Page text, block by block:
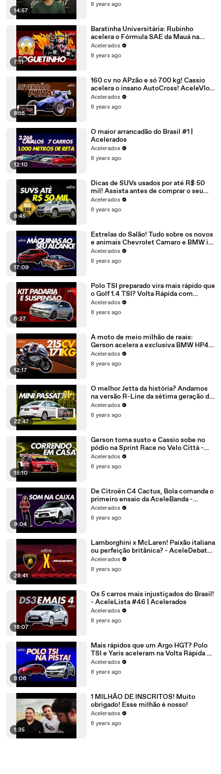
14:57
8 years ago
7:11
Baratinha Universitária: Rubinho
acelera o Fórmula SAE da Mauá na
Volta Rápida #157 | Acelerados
Acelerados
8 years ago
8:16
160 cv no APzão e só 700 kg! Cassio
acelera o insano AutoCross! AceleVlog
#59
Acelerados
8 years ago
12:10
O maior arrancadão do Brasil #1 |
Acelerados
Acelerados
8 years ago
8:45
Dicas de SUVs usados por até R$ 50
mil! Assista antes de comprar o seu
próximo carro - AceleGuia #8
Acelerados
8 years ago
17:09
Estrelas do Salão! Tudo sobre os novos
e animais Chevrolet Camaro e BMW i8
Roadster - AceleNews #115
Acelerados
8 years ago
6:27
Polo TSI preparado vira mais rápido que
o Golf 1.4 TSI? Volta Rápida com
Rubinho #156 | Acelerados
Acelerados
8 years ago
12:17
A moto de meio milhão de reais:
Gerson acelera a exclusiva BMW HP4
Race - AceleMotos #10
Acelerados
8 years ago
22:47
O melhor Jetta da história? Andamos
na versão R-Line da sétima geração do
sedã - AceleVlog #58
Acelerados
8 years ago
15:10
Gerson toma susto e Cassio sobe no
pódio na Sprint Race no Velo Città -
Especial #222 | Acelerados
Acelerados
8 years ago
9:04
De Citroën C4 Cactus, Bola comanda o
primeiro ensaio da AceleBanda -
Especial #221 | Acelerados
Acelerados
8 years ago
28:41
Lamborghini x McLaren! Paixão italiana
ou perfeição britânica? - AceleDebate
#18
Acelerados
8 years ago
18:07
Os 5 carros mais injustiçados do Brasil!
- AceleLista #46 | Acelerados
Acelerados
8 years ago
8:06
Mais rápidos que um Argo HGT? Polo
TSI e Yaris aceleram na Volta Rápida c/
Rubinho #155
Acelerados
8 years ago
1:35
1 MILHÃO DE INSCRITOS! Muito
obrigado! Esse milhão é nosso!
Acelerados
8 years ago